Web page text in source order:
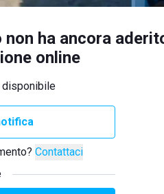
ha ancora
online
disponibile
Contattaci